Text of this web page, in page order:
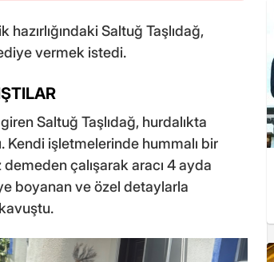
Saltuğ Taşlıdağ,
vermek istedi.
Saltuğ Taşlıdağ, hurdalıkta
Kendi işletmelerinde hummalı bir
çalışarak aracı 4 ayda
boyanan ve özel detaylarla